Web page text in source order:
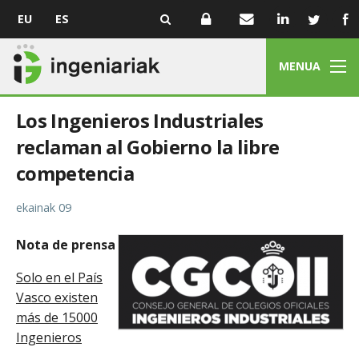
EU ES
MENUA
Los Ingenieros Industriales
reclaman al Gobierno la libre
competencia
ekainak 09
Nota de prensa
Solo en el País
Vasco existen
más de 15000
Ingenieros